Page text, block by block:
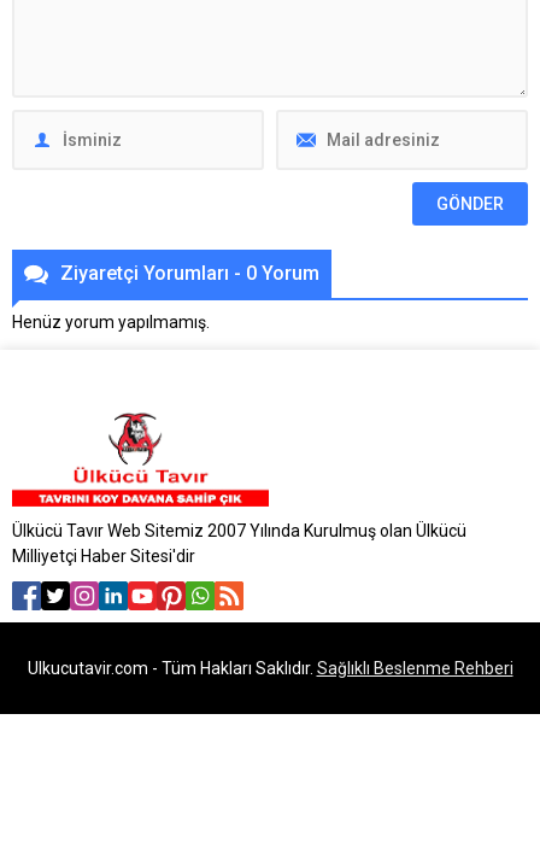
Ziyaretçi Yorumları - 0 Yorum
Henüz yorum yapılmamış.
Ülkücü Tavır Web Sitemiz 2007 Yılında Kurulmuş olan Ülkücü
Milliyetçi Haber Sitesi'dir
Ulkucutavir.com - Tüm Hakları Saklıdır. Sağlıklı Beslenme Rehberi